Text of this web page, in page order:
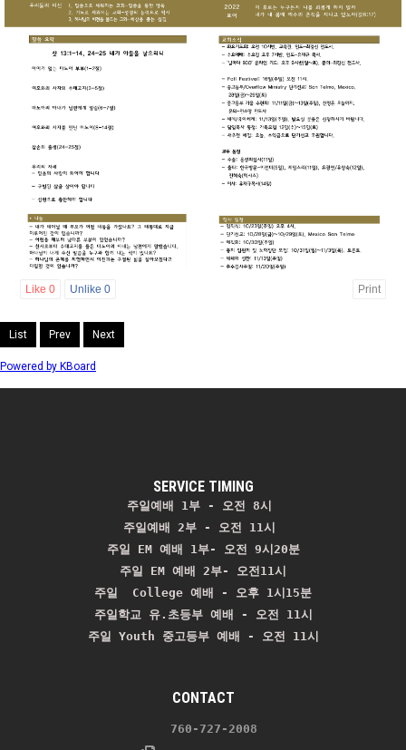
Like 0 Unlike 0 Print
List Prev Next
Powered by KBoard
SERVICE TIMING
주일예배 1부 - 오전 8시
주일예배 2부 - 오전 11시
주일 EM 예배 1부- 오전 9시20분
주일 EM 예배 2부- 오전11시
주일  College 예배 - 오후 1시15분
주일학교 유.초등부 예배 - 오전 11시
주일 Youth 중고등부 예배 - 오전 11시
CONTACT
760-727-2008